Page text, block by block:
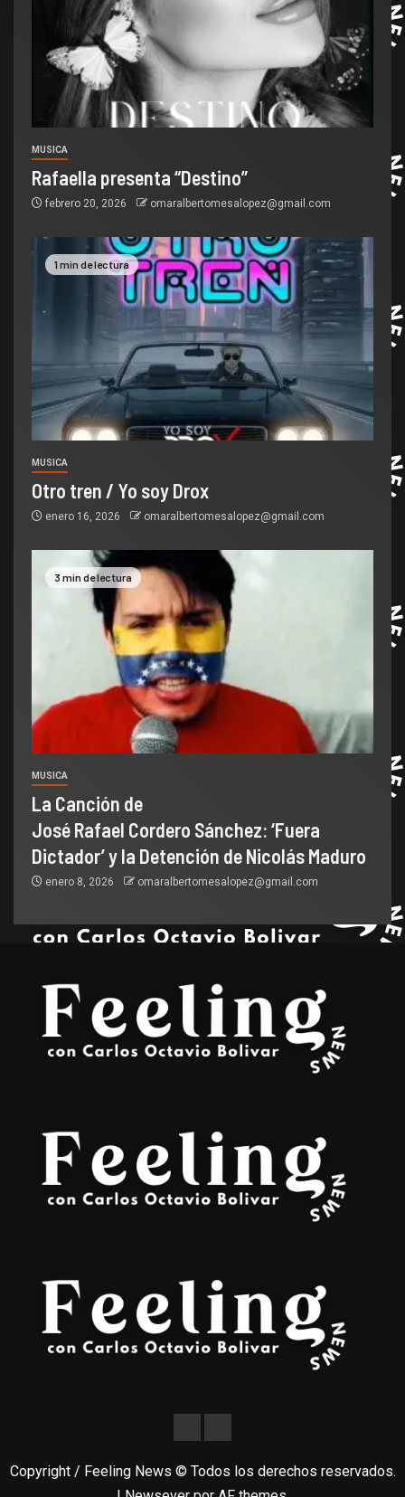
MUSICA
Rafaella presenta “Destino”
febrero 20, 2026 omaralbertomesalopez@gmail.com
1 min de lectura
MUSICA
Otro tren / Yo soy Drox
enero 16, 2026 omaralbertomesalopez@gmail.com
3 min de lectura
MUSICA
La Canción de
José Rafael Cordero Sánchez: ‘Fuera
Dictador’ y la Detención de Nicolás Maduro
enero 8, 2026 omaralbertomesalopez@gmail.com
Copyright / Feeling News © Todos los derechos reservados.